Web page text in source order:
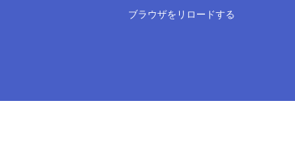
ブラウザをリロードする